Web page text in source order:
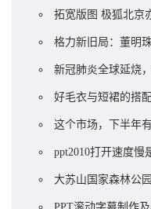
拓宽版图 极狐北京
格力新旧局：董明珠牵手
新冠肺炎全球延烧，
好毛衣与短裙的搭
这个市场，下半年
ppt2010打开速度慢
大苏山国家森林公园获正